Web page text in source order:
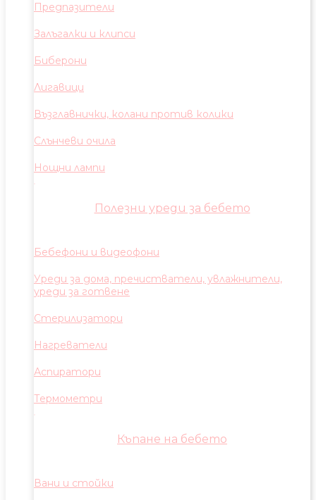
Предпазители
Залъгалки и клипси
Биберони
Лигавици
Възглавнички, колани против колики
Слънчеви очила
Нощни лампи
Полезни уреди за бебето
Бебефони и видеофони
Уреди за дома, пречистватели, увлажнители,
уреди за готвене
Стерилизатори
Нагреватели
Аспиратори
Термометри
Къпане на бебето
Вани и стойки